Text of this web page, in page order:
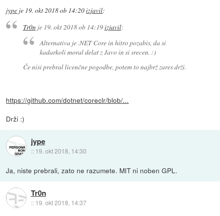
jype je 19. okt 2018 ob 14:20izjavil:
Tr0nje 19. okt 2018 ob 14:19izjavil:
Alternativa je .NET Core in hitro pozabis, da si
kadarkoli moral delat z Javo in si srecen. :)
Če nisi prebral licenčne pogodbe, potem to najbrž zares drži.
https://github.com/dotnet/coreclr/blob/...
Drži :)
jype
:: 19. okt 2018, 14:30
Ja, niste prebrali, zato ne razumete. MIT ni noben GPL.
Tr0n
:: 19. okt 2018, 14:37